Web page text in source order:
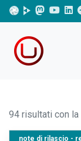
94 risultati con la
note di rilascio -